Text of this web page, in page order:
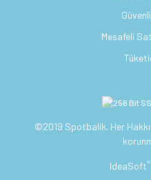
Mesafeli
©2019 Spotbalik. Her
IdeaSoft®